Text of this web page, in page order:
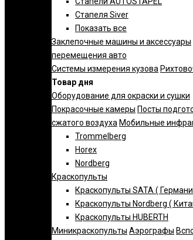
Стапеля Siver
Показать все
Заклепочные машины и аксессуары
перемещения авто
Системы измерения кузова
Товар дня
Оборудование для окраски и сушки
Покрасочные камеры Посты
сжатого воздуха Мобильные
Trommelberg
Horex
Nordberg
Краскопульты
Краскопульты SATA (
Краскопульты Nordberg (
Краскопульты HUBERTH
Миникраскопульты Аэрографы